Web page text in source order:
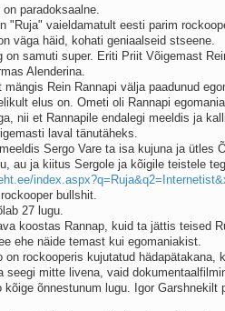
haa
on jäänud
loomusevalust
lääs
on paradoksaalne.
"Ruja" vaieldamatult eesti parim
väga häid, kohati geniaalseid stseene.
on samuti super. Eriti Priit Võigemast
Alenderina.
mängis Rein Rannapi välja paadunud
elus on. Ometi oli Rannapi
nii et Rannapile endalegi meeldis ja
laval tänutäheks.
Sergo Vare ta isa kujuna ja ütles
au ja kiitus Sergole ja kõigile teistele
bullshit.
27 lugu.
koostas Rannap, kuid ta jättis teised
ehe näide temast kui egomaniakist.
on rockooperis kujutatud hädapätakana,
seegi mitte livena, vaid
kõige õnnestunum lugu. Igor Garshnekilt